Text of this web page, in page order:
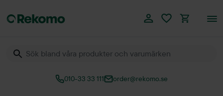
010-33 33 111 order@rekomo.se